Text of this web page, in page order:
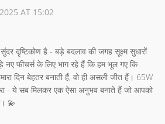
AT 15:02
दृष्टिकोण है - बड़े बदलाव की जगह सूक्ष्म सुधारों
नए फीचर्स के लिए भाग रहे हैं कि हम भूल गए कि
दिन बेहतर बनाती हैं, वो ही असली जीत हैं। 65W
- ये सब मिलकर एक ऐसा अनुभव बनाते हैं जो आपको
💫